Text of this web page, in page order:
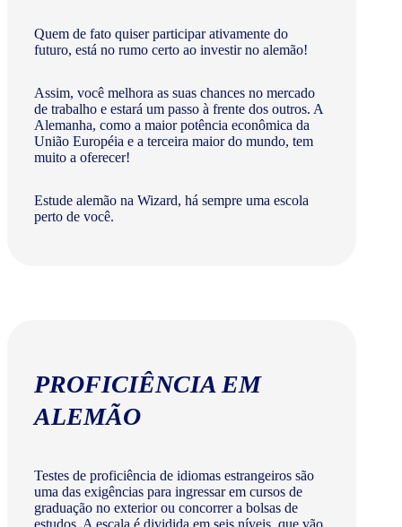
Quem de fato quiser participar ativamente do
futuro, está no rumo certo ao investir no alemão!
Assim, você melhora as suas chances no mercado
de trabalho e estará um passo à frente dos outros. A
Alemanha, como a maior potência econômica da
União Européia e a terceira maior do mundo, tem
muito a oferecer!​
Estude alemão na Wizard, há sempre uma escola
perto de você.
PROFICIÊNCIA EM
ALEMÃO
Testes de proficiência de idiomas estrangeiros são
uma das exigências para ingressar em cursos de
graduação no exterior ou concorrer a bolsas de
estudos. A escala é dividida em seis níveis, que vão